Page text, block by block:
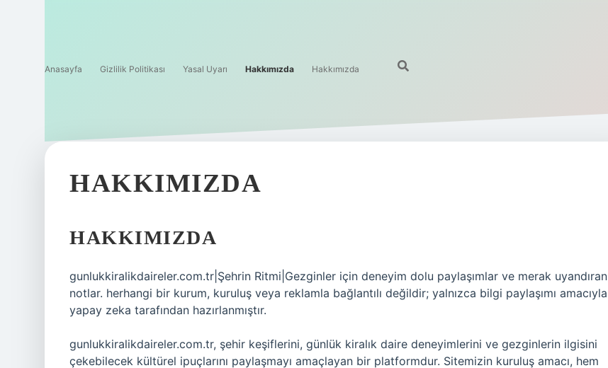
Anasayfa Gizlilik Politikası Yasal Uyarı Hakkımızda Hakkımızda
HAKKIMIZDA
HAKKIMIZDA
gunlukkiralikdaireler.com.tr|Şehrin Ritmi|Gezginler için deneyim dolu paylaşımlar ve merak uyandıran
notlar. herhangi bir kurum, kuruluş veya reklamla bağlantılı değildir; yalnızca bilgi paylaşımı amacıyla
yapay zeka tarafından hazırlanmıştır.
gunlukkiralikdaireler.com.tr, şehir keşiflerini, günlük kiralık daire deneyimlerini ve gezginlerin ilgisini
çekebilecek kültürel ipuçlarını paylaşmayı amaçlayan bir platformdur. Sitemizin kuruluş amacı, hem